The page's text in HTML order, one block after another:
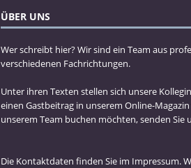
ÜBER UNS
Wer schreibt hier? Wir sind ein Team aus
verschiedenen Fachrichtungen.
Unter ihren Texten stellen sich unsere
einen Gastbeitrag in unserem Online-
unserem Team buchen möchten, senden Sie
Die Kontaktdaten finden Sie im Impressum.